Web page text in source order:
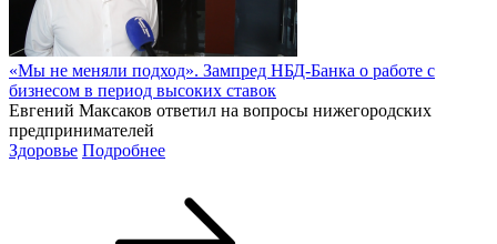
«Мы не меняли подход». Зампред НБД-Банка о работе с
бизнесом в период высоких ставок
Евгений Максаков ответил на вопросы нижегородских
предпринимателей
Здоровье Подробнее